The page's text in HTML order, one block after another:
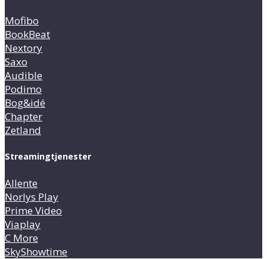
Mofibo
BookBeat
Nextory
Saxo
Audible
Podimo
Bog&idé
Chapter
Zetland
Streamingtjenester
Allente
Norlys Play
Prime Video
Viaplay
C More
SkyShowtime